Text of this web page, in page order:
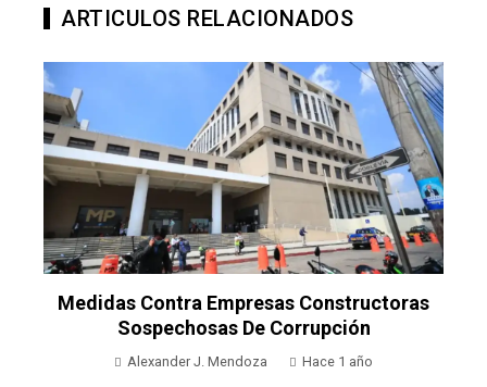
ARTICULOS RELACIONADOS
Medidas Contra Empresas Constructoras
Sospechosas De Corrupción
Alexander J. Mendoza Hace 1 año